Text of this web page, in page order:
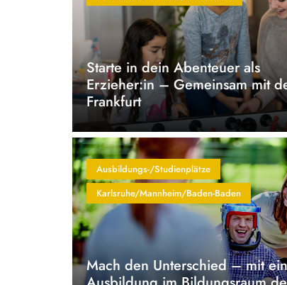
Starte in dein Abenteuer als
Erzieher:in – Gemeinsam mit
Frankfurt
Ausbildungs-/Studienplätze
Karlsruhe/Mannheim/Baden-Baden
Mach den Unterschied – mit